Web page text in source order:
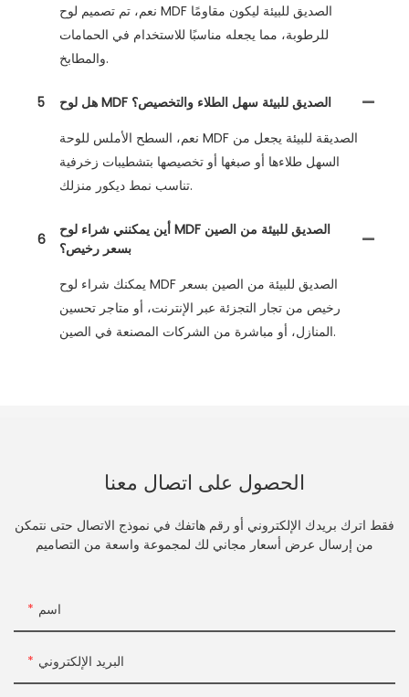
نعم، تم تصميم لوح MDF الصديق للبيئة ليكون مقاومًا
للرطوبة، مما يجعله مناسبًا للاستخدام في الحمامات
والمطابخ.
5
هل لوح MDF الصديق للبيئة سهل الطلاء والتخصيص؟
نعم، السطح الأملس للوحة MDF الصديقة للبيئة يجعل من
السهل طلاءها أو صبغها أو تخصيصها بتشطيبات زخرفية
تناسب نمط ديكور منزلك.
6
أين يمكنني شراء لوح MDF الصديق للبيئة من الصين
بسعر رخيص؟
يمكنك شراء لوح MDF الصديق للبيئة من الصين بسعر
رخيص من تجار التجزئة عبر الإنترنت، أو متاجر تحسين
المنازل، أو مباشرة من الشركات المصنعة في الصين.
الحصول على اتصال معنا
فقط اترك بريدك الإلكتروني أو رقم هاتفك في نموذج الاتصال حتى نتمكن
من إرسال عرض أسعار مجاني لك لمجموعة واسعة من التصاميم
اسم
البريد الإلكتروني